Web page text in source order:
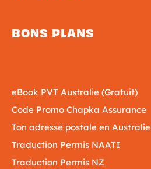
BONS PLANS
eBook PVT Australie (Gratuit)
Code Promo Chapka Assurance
Ton adresse postale en Australie
Traduction Permis NAATI
Traduction Permis NZ